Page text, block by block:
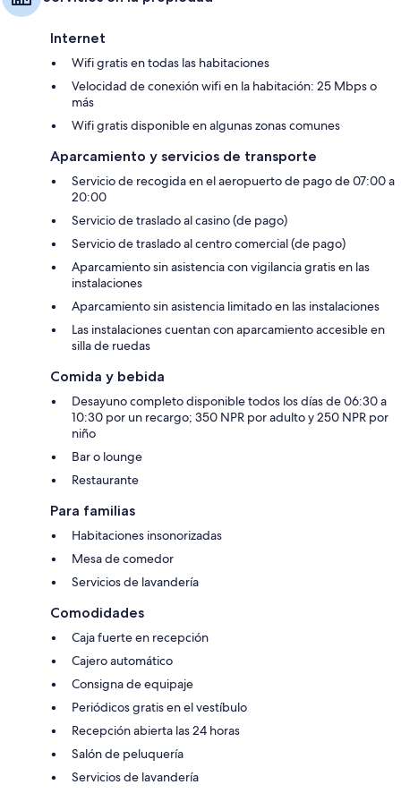
Internet
Wifi gratis en todas las habitaciones
Velocidad de conexión wifi en la habitación: 25 Mbps o
más
Wifi gratis disponible en algunas zonas comunes
Aparcamiento y servicios de transporte
Servicio de recogida en el aeropuerto de pago de 07:00 a
20:00
Servicio de traslado al casino (de pago)
Servicio de traslado al centro comercial (de pago)
Aparcamiento sin asistencia con vigilancia gratis en las
instalaciones
Aparcamiento sin asistencia limitado en las instalaciones
Las instalaciones cuentan con aparcamiento accesible en
silla de ruedas
Comida y bebida
Desayuno completo disponible todos los días de 06:30 a
10:30 por un recargo; 350 NPR por adulto y 250 NPR por
niño
Bar o lounge
Restaurante
Para familias
Habitaciones insonorizadas
Mesa de comedor
Servicios de lavandería
Comodidades
Caja fuerte en recepción
Cajero automático
Consigna de equipaje
Periódicos gratis en el vestíbulo
Recepción abierta las 24 horas
Salón de peluquería
Servicios de lavandería